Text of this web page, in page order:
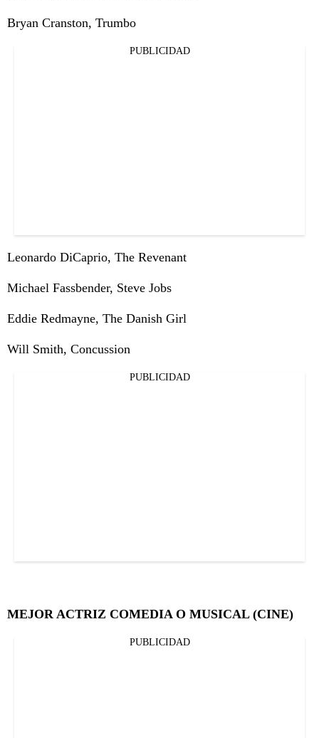
Bryan Cranston, Trumbo
PUBLICIDAD
Leonardo DiCaprio, The Revenant
Michael Fassbender, Steve Jobs
Eddie Redmayne, The Danish Girl
Will Smith, Concussion
PUBLICIDAD
MEJOR ACTRIZ COMEDIA O MUSICAL (CINE)
PUBLICIDAD